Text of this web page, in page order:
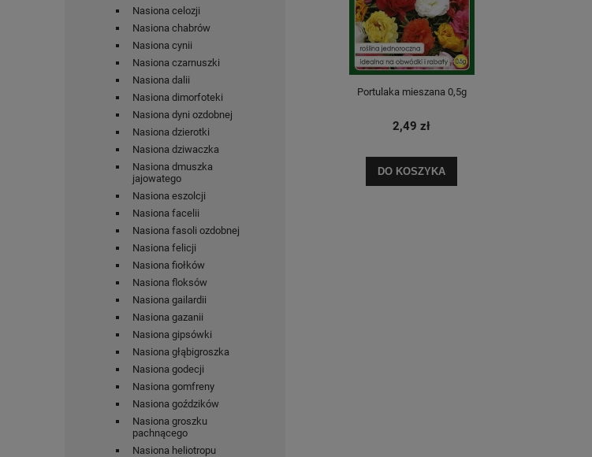
Nasiona celozji
Nasiona chabrów
Nasiona cynii
Nasiona czarnuszki
Nasiona dalii
Nasiona dimorfoteki
Nasiona dyni ozdobnej
Nasiona dzierotki
Nasiona dziwaczka
Nasiona dmuszka
jajowatego
Nasiona eszolcji
Nasiona facelii
Nasiona fasoli ozdobnej
Nasiona felicji
Nasiona fiołków
Nasiona floksów
Nasiona gailardii
Nasiona gazanii
Nasiona gipsówki
Nasiona głąbigroszka
Nasiona godecji
Nasiona gomfreny
Nasiona goździków
Nasiona groszku
pachnącego
Nasiona heliotropu
Portulaka mieszana 0,5g
2,49 zł
DO KOSZYKA